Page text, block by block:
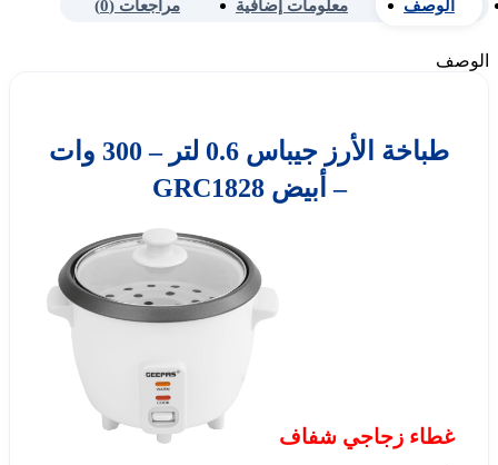
الوصف معلومات إضافية مراجعات (0)
الوصف
طباخة الأرز جيباس 0.6 لتر – 300 وات
– أبيض GRC1828
غطاء زجاجي شفاف